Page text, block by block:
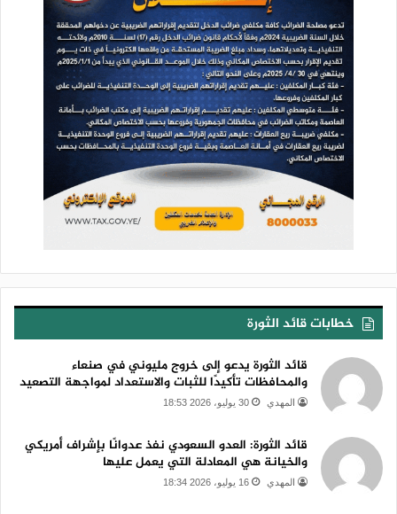
خطابات قائد الثورة
قائد الثورة يدعو إلى خروج مليوني في صنعاء
والمحافظات تأكيدًا للثبات والاستعداد لمواجهة التصعيد
المهدي 30 يوليو، 2026 18:53
قائد الثورة: العدو السعودي نفذ عدوانًا بإشراف أمريكي
والخيانة هي المعادلة التي يعمل عليها
المهدي 16 يوليو، 2026 18:34